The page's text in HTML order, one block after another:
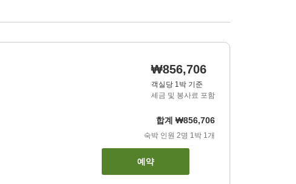
₩856,706
객실당 1박 기준
세금 및 봉사료 포함
합계 ₩856,706
숙박 인원 2명 1 박 1 개
예약